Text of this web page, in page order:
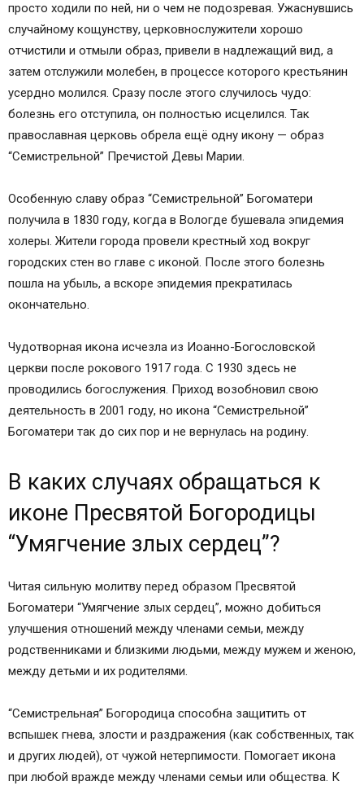
просто ходили по ней, ни о чем не подозревая. Ужаснувшись
случайному кощунству, церковнослужители хорошо
отчистили и отмыли образ, привели в надлежащий вид, а
затем отслужили молебен, в процессе которого крестьянин
усердно молился. Сразу после этого случилось чудо:
болезнь его отступила, он полностью исцелился. Так
православная церковь обрела ещё одну икону — образ
“Семистрельной” Пречистой Девы Марии.
Особенную славу образ “Семистрельной” Богоматери
получила в 1830 году, когда в Вологде бушевала эпидемия
холеры. Жители города провели крестный ход вокруг
городских стен во главе с иконой. После этого болезнь
пошла на убыль, а вскоре эпидемия прекратилась
окончательно.
Чудотворная икона исчезла из Иоанно-Богословской
церкви после рокового 1917 года. С 1930 здесь не
проводились богослужения. Приход возобновил свою
деятельность в 2001 году, но икона “Семистрельной”
Богоматери так до сих пор и не вернулась на родину.
В каких случаях обращаться к
иконе Пресвятой Богородицы
“Умягчение злых сердец”?
Читая сильную молитву перед образом Пресвятой
Богоматери “Умягчение злых сердец”, можно добиться
улучшения отношений между членами семьи, между
родственниками и близкими людьми, между мужем и женою,
между детьми и их родителями.
“Семистрельная” Богородица способна защитить от
вспышек гнева, злости и раздражения (как собственных, так
и других людей), от чужой нетерпимости. Помогает икона
при любой вражде между членами семьи или общества. К